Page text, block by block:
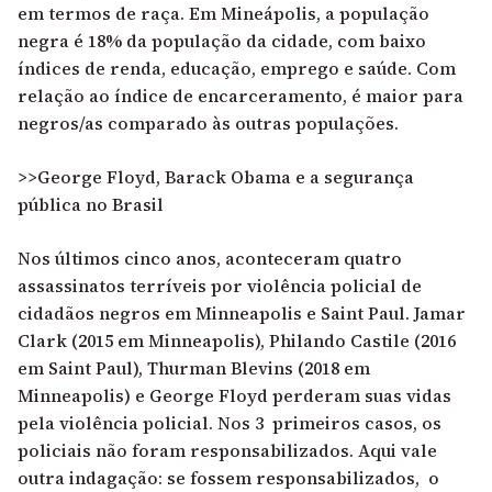
em termos de raça. Em Mineápolis, a população
negra é 18% da população da cidade, com baixo
índices de renda, educação, emprego e saúde. Com
relação ao índice de encarceramento, é maior para
negros/as comparado às outras populações.
>>George Floyd, Barack Obama e a segurança
pública no Brasil
Nos últimos cinco anos, aconteceram quatro
assassinatos terríveis por violência policial de
cidadãos negros em Minneapolis e Saint Paul. Jamar
Clark (2015 em Minneapolis), Philando Castile (2016
em Saint Paul), Thurman Blevins (2018 em
Minneapolis) e George Floyd perderam suas vidas
pela violência policial. Nos 3 primeiros casos, os
policiais não foram responsabilizados. Aqui vale
outra indagação: se fossem responsabilizados, o